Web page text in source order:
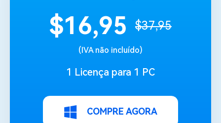
$16,95 $37,9‬5
(IVA não incluído)
1 Licença para 1 PC
COMPRE AGORA